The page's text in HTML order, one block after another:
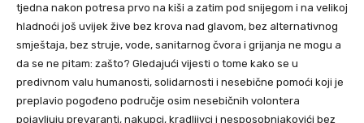
tjedna nakon potresa prvo na kiši a zatim pod snijegom i na velikoj
hladnoći još uvijek žive bez krova nad glavom, bez alternativnog
smještaja, bez struje, vode, sanitarnog čvora i grijanja ne mogu a
da se ne pitam: zašto? Gledajući vijesti o tome kako se u
predivnom valu humanosti, solidarnosti i nesebične pomoći koji je
preplavio pogođeno područje osim nesebičnih volontera
pojavljuju prevaranti, nakupci, kradljivci i nesposobnjakovići bez